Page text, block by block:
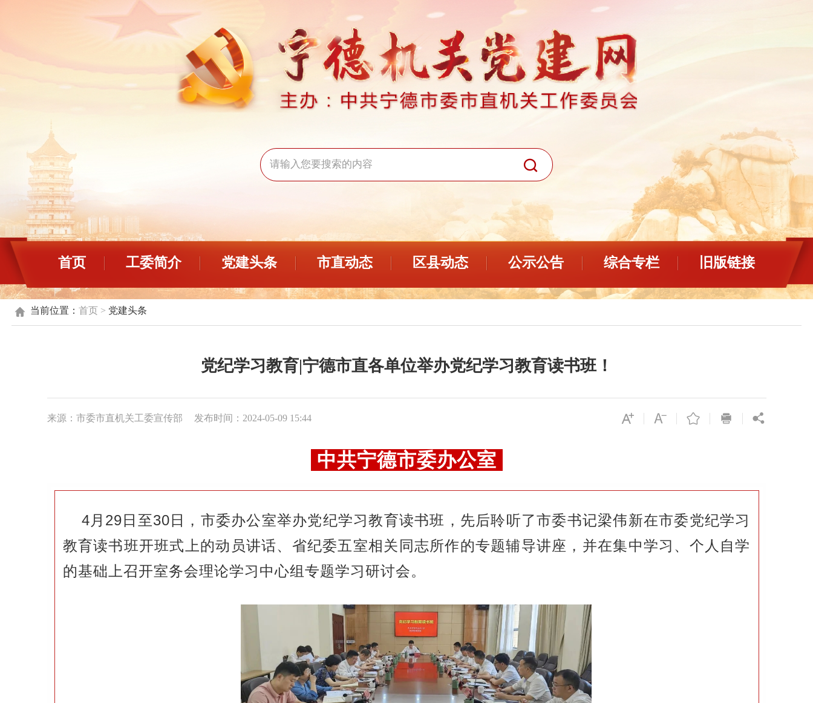
首页 工委简介 党建头条 市直动态 区县动态 公示公告 综合专栏 旧版链接
当前位置： 首页 > 党建头条
党纪学习教育|宁德市直各单位举办党纪学习教育读书班！
来源：市委市直机关工委宣传部 发布时间：2024-05-09 15:44
中共宁德市委办公室
4月29日至30日，市委办公室举办党纪学习教育读书班，先后聆听了市委书记梁伟新在市委党纪学习
教育读书班开班式上的动员讲话、省纪委五室相关同志所作的专题辅导讲座，并在集中学习、个人自学
的基础上召开室务会理论学习中心组专题学习研讨会。